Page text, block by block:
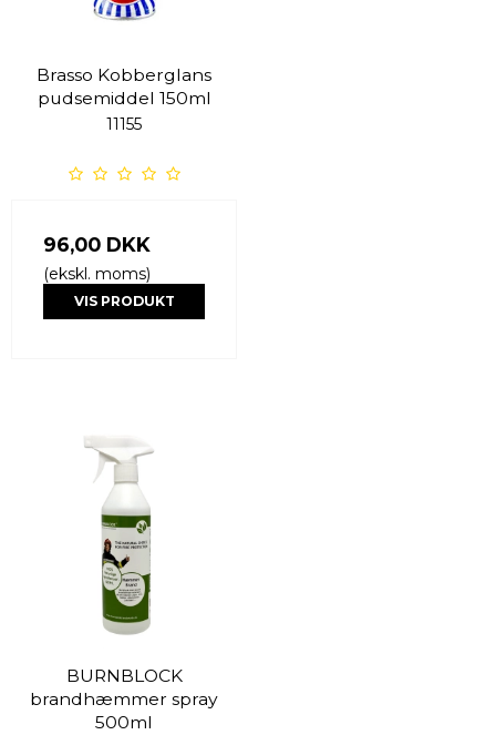
Brasso Kobberglans
pudsemiddel 150ml
11155
96,00 DKK
(ekskl. moms)
VIS PRODUKT
BURNBLOCK
brandhæmmer spray
500ml